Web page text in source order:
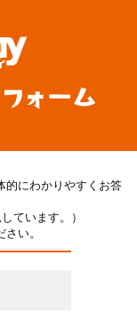
的にわかりやすくお答
ています。）
い。